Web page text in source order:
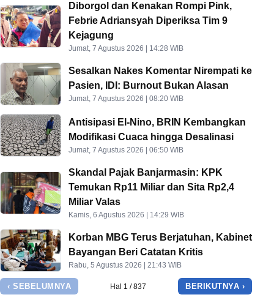
Diborgol dan Kenakan Rompi Pink,
Febrie Adriansyah Diperiksa Tim 9
Kejagung
Jumat, 7 Agustus 2026 | 14:28 WIB
Sesalkan Nakes Komentar Nirempati ke
Pasien, IDI: Burnout Bukan Alasan
Jumat, 7 Agustus 2026 | 08:20 WIB
Antisipasi El-Nino, BRIN Kembangkan
Modifikasi Cuaca hingga Desalinasi
Jumat, 7 Agustus 2026 | 06:50 WIB
Skandal Pajak Banjarmasin: KPK
Temukan Rp11 Miliar dan Sita Rp2,4
Miliar Valas
Kamis, 6 Agustus 2026 | 14:29 WIB
Korban MBG Terus Berjatuhan, Kabinet
Bayangan Beri Catatan Kritis
Rabu, 5 Agustus 2026 | 21:43 WIB
‹ SEBELUMNYA Hal 1 / 837 BERIKUTNYA ›